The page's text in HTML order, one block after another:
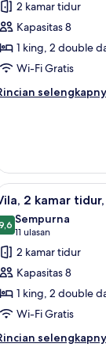
Vila,
2
kamar
tidur,
ulasan)
2 kamar tidur
Kapasitas 8
1 king, 2 double
Wi-Fi Gratis
kamar
meja tenis meja
TV kabel, TV, dan
untuk
Vila,
2
kamar
tidur,
3 2 kamar
9,6 dari 10
Sempurna
11 ulasan
(11
ulasan)
2 kamar tidur
Kapasitas 8
1 king, 2 double
Wi-Fi Gratis